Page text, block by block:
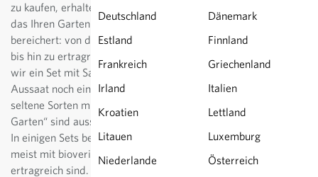
Deutschland
Dänemark
Estland
Finnland
Frankreich
Griechenland
Irland
Italien
Kroatien
Lettland
Litauen
Luxemburg
Niederlande
Österreich
zu kaufen, erhalten Sie bei uns alles in einem praktischen Set,
das Ihren Garten mit einer durchdachten Sortenauswahl
bereichert: von duftenden Blumen und aromatischen Kräutern
bis hin zu ertragreichen Gemüsesorten. Für Einsteiger haben
wir ein Set mit Saathilfen zusammengestellt, welche die
Aussaat noch einfacher machen. Sie interessieren sich für alte,
seltene Sorten mit kulturhistorischem Wert? Im Set „Schweizer
Garten“ sind ausschliesslich ProSpecieRara-Sorten enthalten.
In einigen Sets befinden sich zudem von Sativa gezüchtete,
meist mit bioverita-Label, die besonders geschmackvoll und
ertragreich sind. Für sehr grosser Gärten lohnen sich die